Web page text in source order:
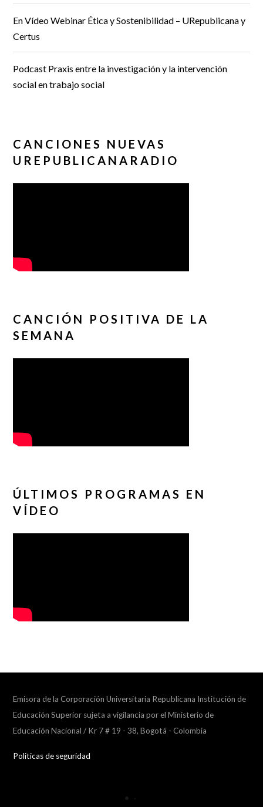
En Vídeo Webinar Ética y Sostenibilidad – URepublicana y
Certus
Podcast Praxis entre la investigación y la intervención
social en trabajo social
CANCIONES NUEVAS
UREPUBLICANARADIO
CANCIÓN POSITIVA DE LA
SEMANA
ÚLTIMOS PROGRAMAS EN
VÍDEO
Emisora de la Corporación Universitaria Republicana Institución de
Educación Superior sujeta a vigilancia por el Ministerio de
Educación Nacional / Kr 7 # 19 - 38, Bogotá - Colombia
Politicas de seguridad